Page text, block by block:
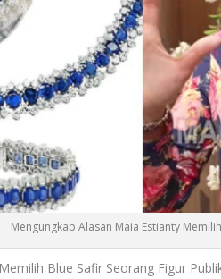
Mengungkap Alasan Maia Estianty
Blue Safir Seorang Figur